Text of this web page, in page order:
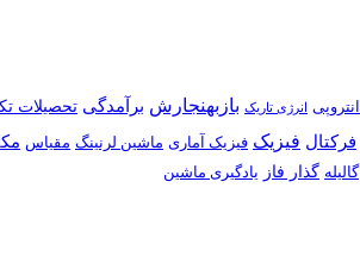
انتروپی انرژی تاریک بازبهنجارش برآمدگی تحصیلات
فرکتال فیزیک فیزیک آماری ماشین لرنینگ مقیاس
گالیله گذار فاز یادگیری ماشین